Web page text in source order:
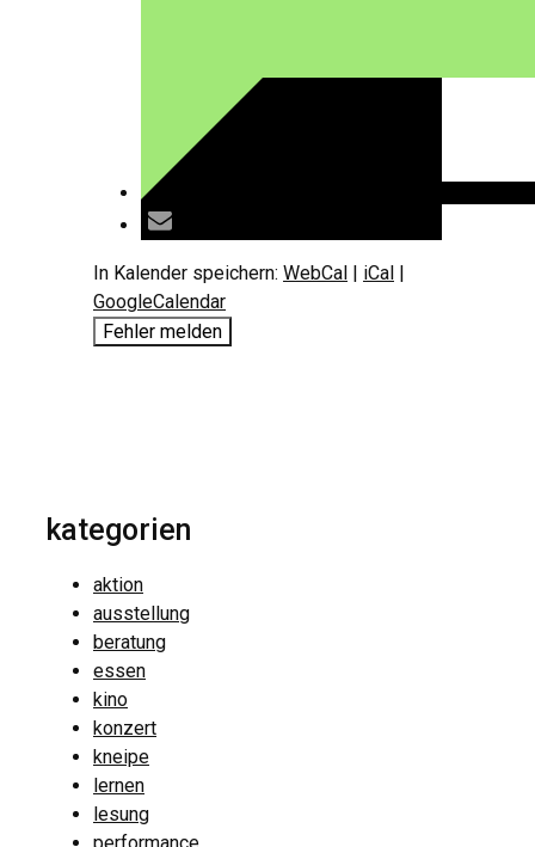
In Kalender speichern: WebCal | iCal |
GoogleCalendar
Fehler melden
kategorien
aktion
ausstellung
beratung
essen
kino
konzert
kneipe
lernen
lesung
performance